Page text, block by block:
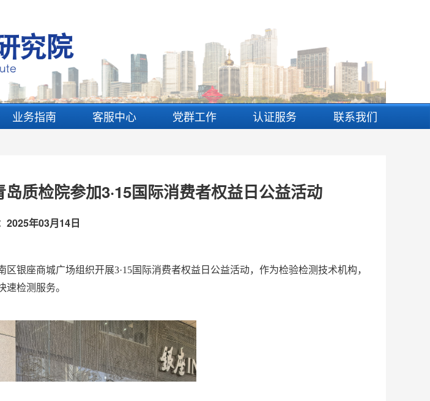
业务指南 客服中心 党群工作 认证服务
联系我们
质检院参加3·15国际消费者权益日公益活动
2025年03月14日
银座商城广场组织开展3·15国际消费者权益日公益活动，作为检验检测技术机构，
检测服务。